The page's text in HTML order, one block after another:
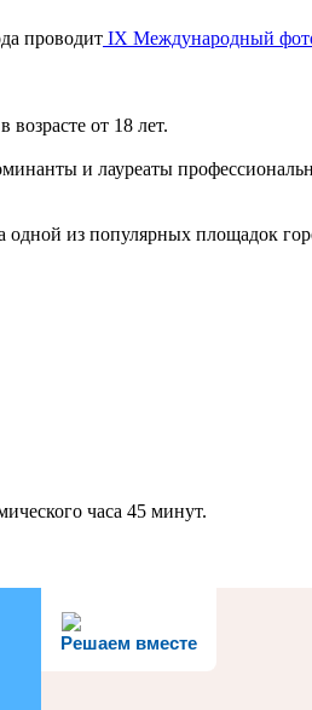
проводит IX Международный
от 18 лет.
и лауреаты
одной из популярных площадок
часа 45 минут.
Решаем вместе